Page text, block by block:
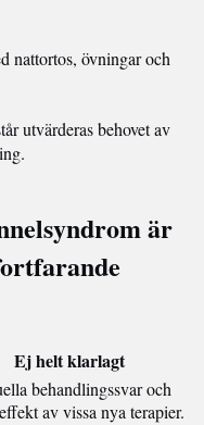
nattortos, övningar och
utvärderas behovet av
är
Ej helt klarlagt
behandlingssvar och
av vissa nya terapier.